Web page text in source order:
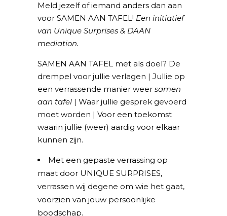
Meld jezelf of iemand anders dan aan
voor SAMEN AAN TAFEL! Een initiatief
van Unique Surprises & DAAN
mediation.
SAMEN AAN TAFEL met als doel? De
drempel voor jullie verlagen | Jullie op
een verrassende manier weer samen
aan tafel | Waar jullie gesprek gevoerd
moet worden | Voor een toekomst
waarin jullie (weer) aardig voor elkaar
kunnen zijn.
Met een gepaste verrassing op
maat door UNIQUE SURPRISES,
verrassen wij degene om wie het gaat,
voorzien van jouw persoonlijke
boodschap.